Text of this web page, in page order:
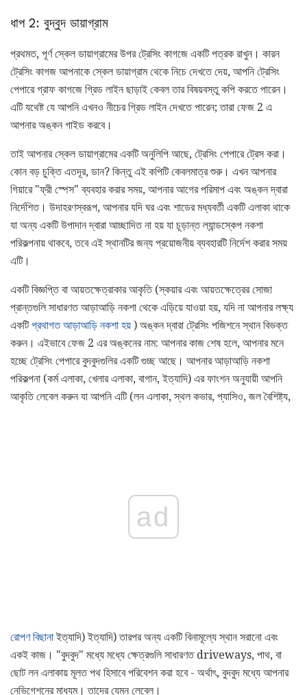
ধাপ 2: বুদ্বুদ ডায়াগ্রাম
প্রথমত, পূর্ণ স্কেল ডায়াগ্রামের উপর ট্রেসিং কাগজে একটি পত্রক রাখুন। কারন
ট্রেসিং কাগজ আপনাকে স্কেল ডায়াগ্রাম থেকে নিচে দেখতে দেয়, আপনি ট্রেসিং
পেপারে গ্রাফ কাগজে গ্রিড লাইন ছাড়াই কেবল তার বিষয়বস্তু কপি করতে পারেন।
এটি যথেষ্ট যে আপনি এখনও নীচের গ্রিড লাইন দেখতে পারেন; তারা ফেজ 2 এ
আপনার অঙ্কন গাইড করবে।
তাই আপনার স্কেল ডায়াগ্রামের একটি অনুলিপি আছে, ট্রেসিং পেপারে ট্রেস করা।
কোন বড় চুক্তি এতদূর, ডান? কিন্তু এই কপিটি কেবলমাত্র শুরু। এখন আপনার
গিয়ারে "ফ্রী স্পেস" ব্যবহার করার সময়, আপনার আগের পরিমাপ এবং অঙ্কন দ্বারা
নির্দেশিত। উদাহরণস্বরূপ, আপনার যদি ঘর এবং শাডের মধ্যবর্তী একটি এলাকা থাকে
যা অন্য একটি উপাদান দ্বারা আচ্ছাদিত না হয় যা চূড়ান্ত ল্যান্ডস্কেপ নকশা
পরিকল্পনায় থাকবে, তবে এই স্থানটির জন্য প্রয়োজনীয় ব্যবহারটি নির্দেশ করার সময়
এটি।
একটি বিজ্ঞপ্তি বা আয়তক্ষেত্রাকার আকৃতি (স্কয়ার এবং আয়তক্ষেত্রের সোজা
প্রান্তগুলি সাধারণত আড়াআড়ি নকশা থেকে এড়িয়ে যাওয়া হয়, যদি না আপনার লক্ষ্য
একটিপ্রথাগত আড়াআড়ি নকশা হয় ) অঙ্কন দ্বারা ট্রেসিং পজিশনে স্থান বিভক্ত
করুন। এইভাবে ফেজ 2 এর অঙ্কনের নাম: আপনার কাজ শেষ হলে, আপনার মনে
হচ্ছে ট্রেসিং পেপারে বুদবুদগুলির একটি গুচ্ছ আছে। আপনার আড়াআড়ি নকশা
পরিকল্পনা (কর্ম এলাকা, খেলার এলাকা, বাগান, ইত্যাদি) এর ফাংশন অনুযায়ী আপনি
আকৃতি লেবেল করুন যা আপনি এটি (লন এলাকা, স্থল কভার, প্যাসিও, জল বৈশিষ্ট্য,
ad
রোপণ বিছানাইত্যাদি) ইত্যাদি) তারপর অন্য একটি বিনামূল্যে স্থান সরানো এবং
একই কাজ। "বুদবুদ" মধ্যে মধ্যে ক্ষেত্রগুলি সাধারণত driveways, পাথ, বা
ছোট লন এলাকায় মূলত পথ হিসাবে পরিবেশন করা হবে - অর্থাৎ, বুদবুদ মধ্যে আপনার
নেভিগেশনের মাধ্যম। তাদের যেমন লেবেল।